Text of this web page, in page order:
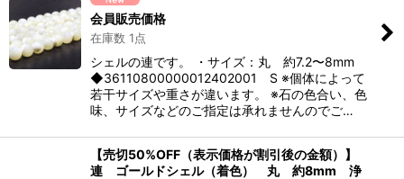
会員販売価格
在庫数 1点
シェルの連です。 ・サイズ：丸 約7.2〜8mm
◆36110800000012402001 S ※個体によって
若干サイズや重さが違います。 ※石の色合い、色
味、サイズなどのご指定は承れませんのでご…
【売切50%OFF（表示価格が割引後の金額）】
連 ゴールドシェル（着色） 丸 約8mm 浄